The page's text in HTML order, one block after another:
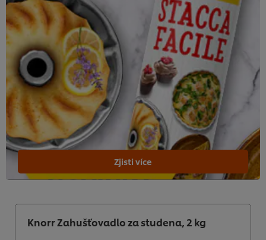
Zjisti více
Knorr Zahušťovadlo za studena, 2 kg